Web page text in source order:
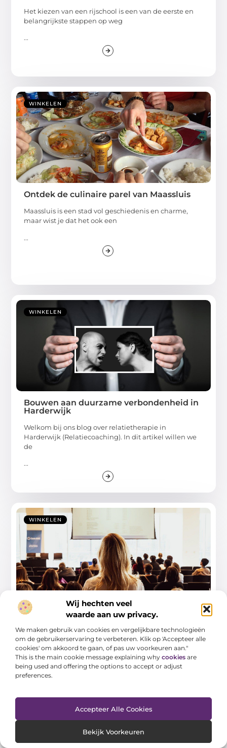
Wij hechten veel
waarde aan uw privacy.
We maken gebruik van cookies en vergelijkbare technologieën
om de gebruikerservaring te verbeteren. Klik op 'Accepteer alle
cookies' om akkoord te gaan, of pas uw voorkeuren aan."
This is the main cookie message explaining why cookies are
being used and offering the options to accept or adjust
preferences.
Accepteer Alle Cookies
Bekijk Voorkeuren
Het kiezen van een rijschool is een van de eerste en
belangrijkste stappen op weg
...
WINKELEN
Ontdek de culinaire parel van Maassluis
Maassluis is een stad vol geschiedenis en charme,
maar wist je dat het ook een
...
WINKELEN
Bouwen aan duurzame verbondenheid in
Harderwijk
Welkom bij ons blog over relatietherapie in
Harderwijk (Relatiecoaching). In dit artikel willen we
de
...
WINKELEN
Ontdek reclamebureau in sneek en boost
je lokale marketing
In de dynamische wereld van marketing is het voor
lokale bedrijven in Sneek cruciaal om
...